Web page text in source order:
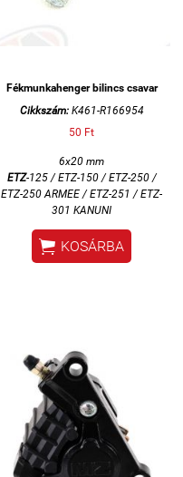
Fékmunkahenger bilincs csavar
Cikkszám:K461-R166954
50 Ft
6x20 mm
ETZ-125 / ETZ-150 / ETZ-250 /
ETZ-250 ARMEE / ETZ-251 / ETZ-
301 KANUNI
 KOSÁRBA